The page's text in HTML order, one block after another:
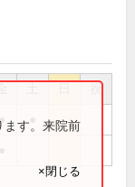
祝
●ます。来院前
×閉じる